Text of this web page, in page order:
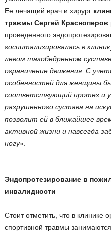
Ее лечащий врач и хирург
травмы Сергей Красноперов
проведенного
госпитализировалась в
левом тазобедренном
ограничение движения. С
особенностей для женщины
соответствующий протез и
разрушенного сустава на
позволит ей в ближайшее
активной жизни и навсегда
ногу».
Эндопротезирование в
инвалидности
Стоит отметить, что в клинике
спортивной травмы